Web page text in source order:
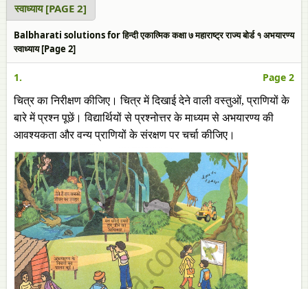
स्वाध्याय [PAGE 2]
Balbharati solutions for हिन्दी एकात्मिक कक्षा ७ महाराष्ट्र राज्य बोर्ड १ अभयारण्य
स्वाध्याय [Page 2]
1. Page 2
चित्र का निरीक्षण कीजिए। चित्र में दिखाई देने वाली वस्तुओं, प्राणियों के
बारे में प्रश्न पूछें। विद्यार्थियों से प्रश्नोत्तर के माध्यम से अभयारण्य की
आवश्यकता और वन्य प्राणियों के संरक्षण पर चर्चा कीजिए।